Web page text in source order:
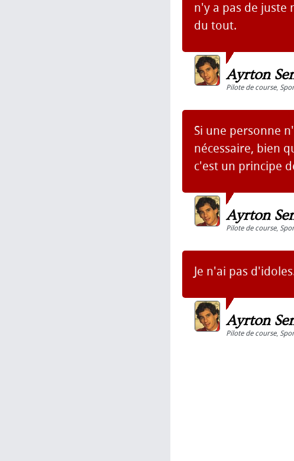
n'y a pas de juste
du tout.
Ayrton
Pilote de course,
Si une personne
nécessaire, bien
c'est un principe
Ayrton
Pilote de course,
Je n'ai pas
Ayrton
Pilote de course,